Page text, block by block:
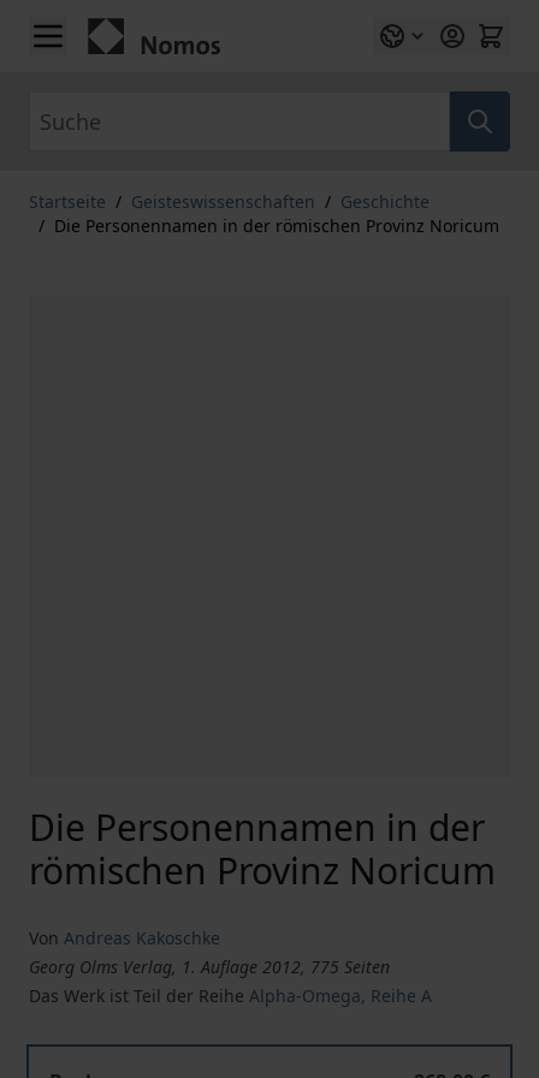
Zum Inhalt springen
Startseite / Geisteswissenschaften / Geschichte
/ Die Personennamen in der römischen Provinz Noricum
Die Personennamen in der
römischen Provinz Noricum
Von Andreas Kakoschke
Georg Olms Verlag, 1. Auflage 2012, 775 Seiten
Das Werk ist Teil der Reihe Alpha-Omega, Reihe A